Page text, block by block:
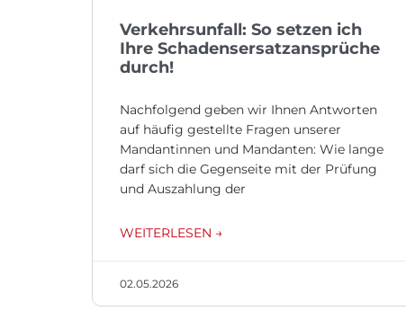
Verkehrsunfall: So setzen ich
Ihre Schadensersatzansprüche
durch!
Nachfolgend geben wir Ihnen Antworten
auf häufig gestellte Fragen unserer
Mandantinnen und Mandanten: Wie lange
darf sich die Gegenseite mit der Prüfung
und Auszahlung der
WEITERLESEN →
02.05.2026